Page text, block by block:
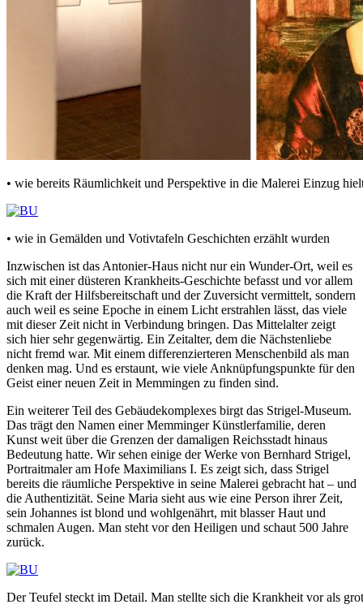
• wie bereits Räumlichkeit und Perspektive in die Malerei Einzug
• wie in Gemälden und Votivtafeln Geschichten erzählt wurden
Inzwischen ist das Antonier-Haus nicht nur ein Wunder-Ort, weil es
sich mit einer düsteren Krankheits-Geschichte befasst und vor allem
die Kraft der Hilfsbereitschaft und der Zuversicht vermittelt, sondern
auch weil es seine Epoche in einem Licht erstrahlen lässt, das viele
mit dieser Zeit nicht in Verbindung bringen. Das Mittelalter zeigt
sich hier sehr gegenwärtig. Ein Zeitalter, dem die Nächstenliebe
nicht fremd war. Mit einem differenzierteren Menschenbild als man
denken mag. Und es erstaunt, wie viele Anknüpfungspunkte für den
Geist einer neuen Zeit in Memmingen zu finden sind.
Ein weiterer Teil des Gebäudekomplexes birgt das Strigel-Museum.
Das trägt den Namen einer Memminger Künstlerfamilie, deren
Kunst weit über die Grenzen der damaligen Reichsstadt hinaus
Bedeutung hatte. Wir sehen einige der Werke von Bernhard Strigel,
Portraitmaler am Hofe Maximilians I. Es zeigt sich, dass Strigel
bereits die räumliche Perspektive in seine Malerei gebracht hat – und
die Authentizität. Seine Maria sieht aus wie eine Person ihrer Zeit,
sein Johannes ist blond und wohlgenährt, mit blasser Haut und
schmalen Augen. Man steht vor den Heiligen und schaut 500 Jahre
zurück.
Der Teufel steckt im Detail. Man stellte sich die Krankheit vor als